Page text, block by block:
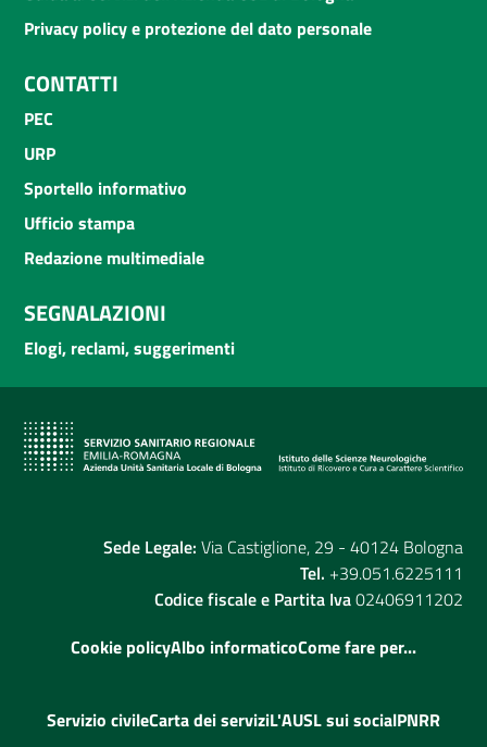
Privacy policy e protezione del dato personale
CONTATTI
PEC
URP
Sportello informativo
Ufficio stampa
Redazione multimediale
SEGNALAZIONI
Elogi, reclami, suggerimenti
Sede Legale: Via Castiglione, 29 - 40124 Bologna
Tel. +39.051.6225111
Codice fiscale e Partita Iva02406911202
Cookie policyAlbo informaticoCome fare per...
Servizio civileCarta dei serviziL'AUSL sui socialPNRR